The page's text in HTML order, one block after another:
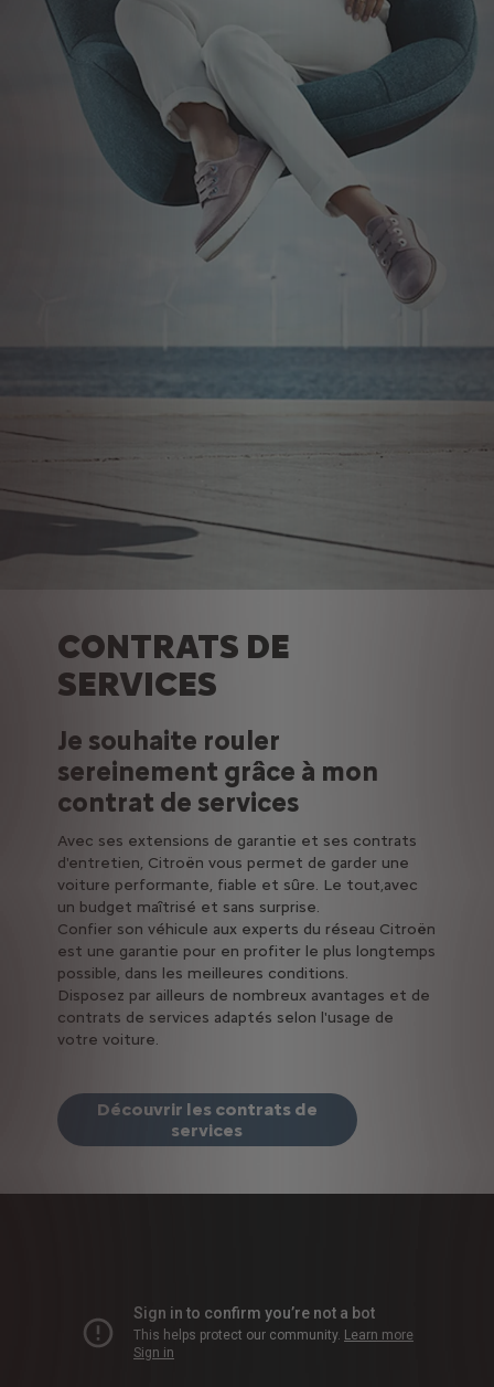
CONTRATS DE
SERVICES
Je souhaite rouler
sereinement grâce à mon
contrat de services
Avec ses extensions de garantie et ses contrats
d'entretien, Citroën vous permet de garder une
voiture performante, fiable et sûre. Le tout,avec
un budget maîtrisé et sans surprise.
Confier son véhicule aux experts du réseau Citroën
est une garantie pour en profiter le plus longtemps
possible, dans les meilleures conditions.
Disposez par ailleurs de nombreux avantages et de
contrats de services adaptés selon l'usage de
votre voiture.
Découvrir les contrats de
services